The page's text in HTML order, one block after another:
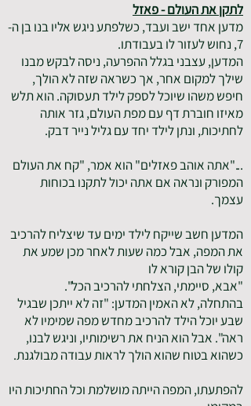
לתקן את העולם - פאזל
מדען אחד ישב ועבד, כשלפתע ניגש אליו בנו בן ה-
7, נחוש לעזור לו בעבודתו.
המדען, עצבני בגלל ההפרעה, ניסה לבקש מבנו
שילך למקום אחר, אך כשראה שזה לא הולך,
חיפש משהו שיוכל לספק לילד תעסוקה. הוא תלש
מאיזו חוברת דף עם מפת העולם, גזר אותה
לחתיכות, ונתן לילד יחד עם גליל נייר דבק.
..."אתה אוהב פאזלים" הוא אמר, "קח את העולם
המפורק ונראה אם אתה יכול לתקנו בכוחות
עצמך.
המדען חשב שייקח לילד ימים עד שיצליח להרכיב
את המפה, אבל כמה שעות לאחר מכן שמע את
קולו של הבן קורא לו
"אבא, סיימתי, הצלחתי להרכיב הכל".
בהתחלה, לא האמין המדען: "זה לא ייתכן שבגיל
שבע יוכל הילד להרכיב מחדש מפה שמימיו לא
ראה". אבל הוא הניח את רשימותיו, וניגש לבנו,
כשהוא בטוח שהוא הולך לראות עבודה מבולגנת.
להפתעתו, המפה הייתה מושלמת וכל החתיכות היו